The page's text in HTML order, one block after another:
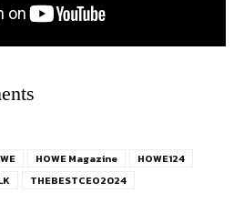
HOWE Magazine
HOWE124
THEBESTCEO2024